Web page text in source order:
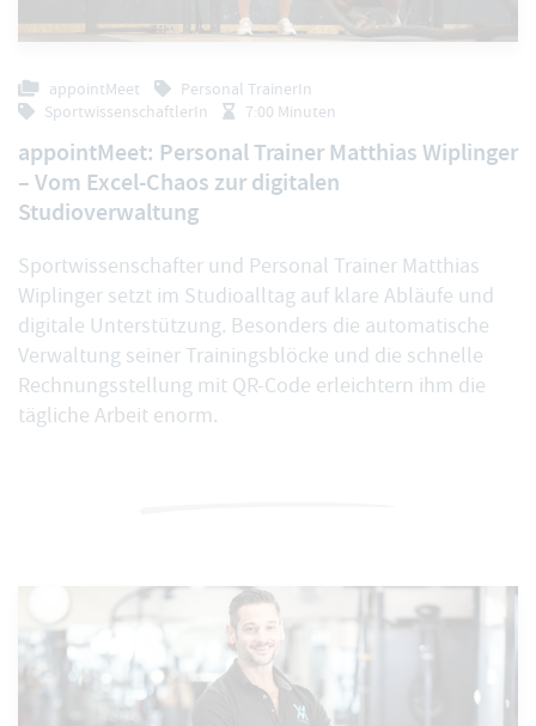
appointMeet
Personal TrainerIn
SportwissenschaftlerIn
7:00 Minuten
appointMeet: Personal Trainer Matthias Wiplinger
– Vom Excel-Chaos zur digitalen
Studioverwaltung
Sportwissenschafter und Personal Trainer Matthias
Wiplinger setzt im Studioalltag auf klare Abläufe und
digitale Unterstützung. Besonders die automatische
Verwaltung seiner Trainingsblöcke und die schnelle
Rechnungsstellung mit QR-Code erleichtern ihm die
tägliche Arbeit enorm.